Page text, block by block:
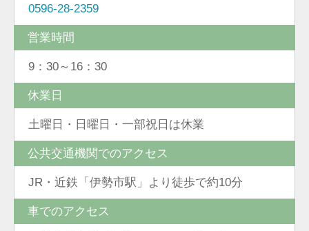
0596-28-2359
営業時間
9：30～16：30
休業日
土曜日・日曜日・一部祝日は休業
公共交通機関でのアクセス
JR・近鉄「伊勢市駅」より徒歩で約10分
車でのアクセス